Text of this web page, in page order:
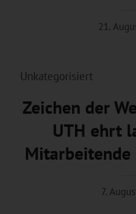
21.
Unkategorisiert
Zeichen der
UTH ehrt
Mitarbeitende
7.